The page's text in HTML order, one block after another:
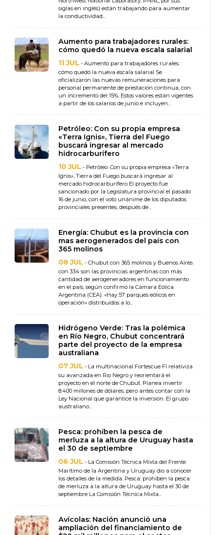
siglas en inglés) están trabajando para aumentar
la conductividad...
Aumento para trabajadores rurales:
cómo quedó la nueva escala salarial
11 JUL - Aumento para trabajadores rurales:
cómo quedó la nueva escala salarial Se
oficializaron las nuevas remuneraciones para
personal permanente de prestación continua, con
un incremento del 15%. Estos valores están vigentes
a partir de los salarios de junio e incluyen...
Petróleo: Con su propia empresa
«Terra Ignis», Tierra del Fuego
buscará ingresar al mercado
hidrocarburífero
10 JUL - Petróleo: Con su propia empresa «Terra
Ignis», Tierra del Fuego buscará ingresar al
mercado hidrocarburífero El proyecto fue
sancionado por la Legislatura provincial el pasado
16 de junio, con el voto unánime de los diputados
provinciales presentes, después de...
Energía: Chubut es la provincia con
mas aerogenerados del país con
365 molinos
08 JUL - Chubut con 365 molinos y Buenos Aires
con 334 son las provincias argentinas con más
cantidad de aerogeneradores en funcionamiento
en el país, según confirmó la Cámara Eólica
Argentina (CEA). «Hay 57 parques eólicos en
operación» distribuidos a lo...
Hidrógeno Verde: Tras la polémica
en Río Negro, Chubut concentrará
parte del proyecto de la empresa
australiana
07 JUL - La multinacional Fortescue FI relativiza
su avanzada en Rio Negro y reorientará el
proyecto en el norte de Chubut. Planea invertir
8.400 millones de dólares, pero antes contar con la
Ley Nacional que garantice la inversión. El grupo
australiano...
Pesca: prohíben la pesca de
merluza a la altura de Uruguay hasta
el 30 de septiembre
06 JUL - La Comisión Técnica Mixta del Frente
Marítimo de la Argentina y Uruguay dio a conocer
los detalles de la medida. Pesca: prohíben la pesca
de merluza a la altura de Uruguay hasta el 30 de
septiembre La Comisión Técnica Mixta...
Avícolas: Nación anunció una
ampliación del financiamiento de